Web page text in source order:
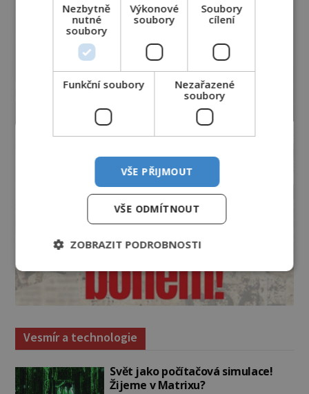
Vesmír a technologie
Svět jako počítačová simulace!
Žijeme v Matrixu?
Nezbytně
nutné
soubory
Výkonové
soubory
Soubory
cílení
Funkční soubory
Nezařazené
soubory
VŠE PŘIJMOUT
VŠE ODMÍTNOUT
ZOBRAZIT PODROBNOSTI